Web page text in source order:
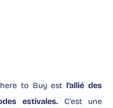
to Buy est l’allié des
estivales. C’est une